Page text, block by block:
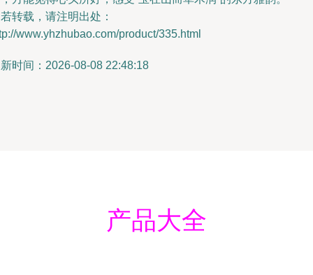
转载，请注明出处：
www.yhzhubao.com/product/335.html
时间：2026-08-08 22:48:18
产品大全